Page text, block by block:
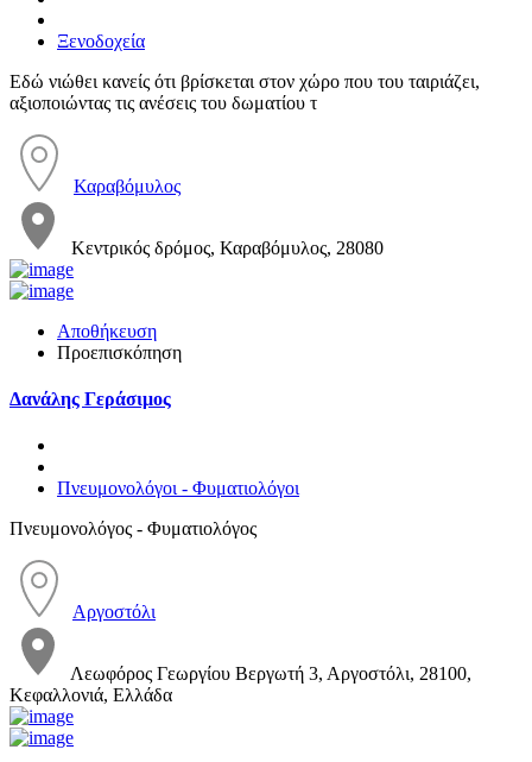
Ξενοδοχεία
Εδώ νιώθει κανείς ότι βρίσκεται στον χώρο που του ταιριάζει,
αξιοποιώντας τις ανέσεις του δωματίου τ
Καραβόμυλος
Κεντρικός δρόμος, Καραβόμυλος, 28080
Αποθήκευση
Προεπισκόπηση
Δανάλης Γεράσιμος
Πνευμονολόγοι - Φυματιολόγοι
Πνευμονολόγος - Φυματιολόγος
Αργοστόλι
Λεωφόρος Γεωργίου Βεργωτή 3, Αργοστόλι, 28100,
Κεφαλλονιά, Ελλάδα